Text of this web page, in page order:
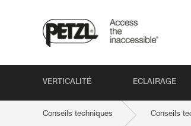
VERTICALITÉ ECLAIRAGE
Conseils techniques Conseils